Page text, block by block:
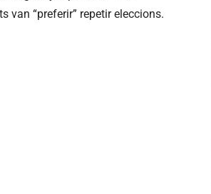
van “preferir” repetir eleccions.